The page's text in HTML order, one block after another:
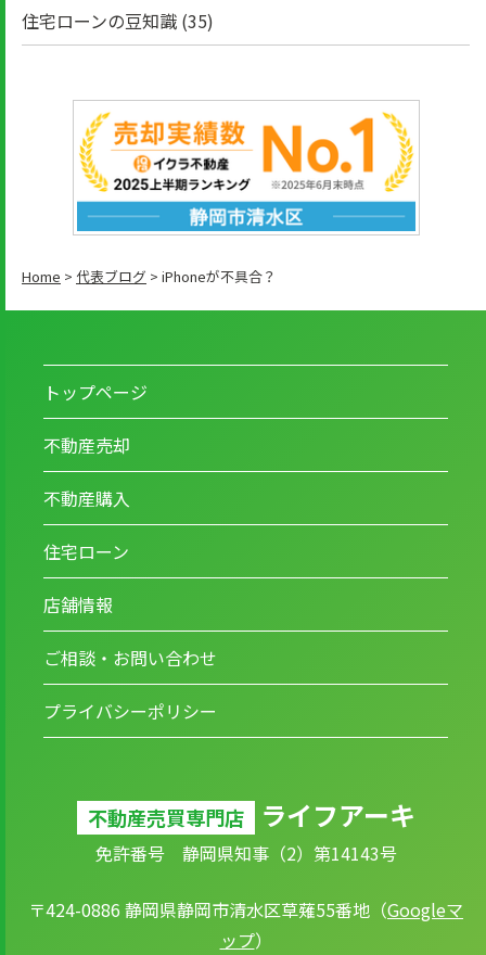
住宅ローンの豆知識 (35)
Home > 代表ブログ > iPhoneが不具合？
トップページ
不動産売却
不動産購入
住宅ローン
店舗情報
ご相談・お問い合わせ
プライバシーポリシー
不動産売買専門店 ライフアーキ
免許番号 静岡県知事（2）第14143号
〒424-0886 静岡県静岡市清水区草薙55番地（Googleマ
ップ）